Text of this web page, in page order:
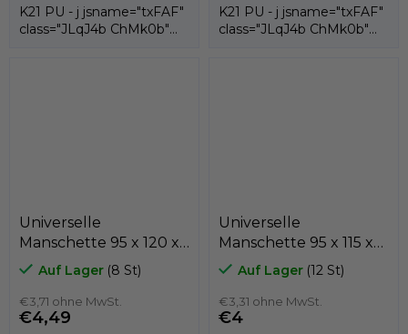
K21 PU - j jsname="txFAF"
class="JLqJ4b ChMk0b"
K21 PU - j jsname="txFAF"
class="JLqJ4b ChMk0b"
Universelle
Manschette 95 x 120 x
12 K21-095/4 PU , Kastas
Auf Lager (8 St)
€3,71 ohne MwSt.
€4,49
Universelle
Manschette 95 x 115 x
15 K21-095/3 PU , Kastas
Auf Lager (12 St)
€3,31 ohne MwSt.
€4